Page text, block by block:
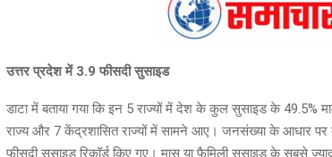
उत्तर प्रदेश में 3.9 फीसदी सुसाइड
डाटा में बताया गया कि इन 5 राज्यों में देश के कुल सुसाइड के 49.5%
राज्य और 7 केंद्रशासित राज्यों में सामने आए। जनसंख्या के आधार पर
फीसदी सुसाइड रिकॉर्ड किए गए। मास या फैमिली सुसाइड के सबसे